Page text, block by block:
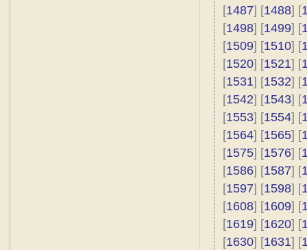
[1487] [1488] [
[1498] [1499] [
[1509] [1510] [
[1520] [1521] [
[1531] [1532] [
[1542] [1543] [
[1553] [1554] [
[1564] [1565] [
[1575] [1576] [
[1586] [1587] [
[1597] [1598] [
[1608] [1609] [
[1619] [1620] [
[1630] [1631] [